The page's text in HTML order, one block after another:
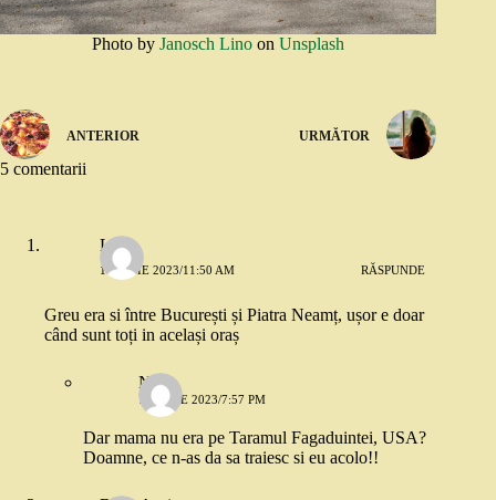
Photo byJanosch Lino onUnsplash
ANTERIOR URMĂTOR
5 comentarii
Lia
11 IULIE 2023/11:50 AM RĂSPUNDE
Greu era si între București și Piatra Neamț, ușor e doar
când sunt toți in același oraș
Nico
11 IULIE 2023/7:57 PM
Dar mama nu era pe Taramul Fagaduintei, USA?
Doamne, ce n-as da sa traiesc si eu acolo!!